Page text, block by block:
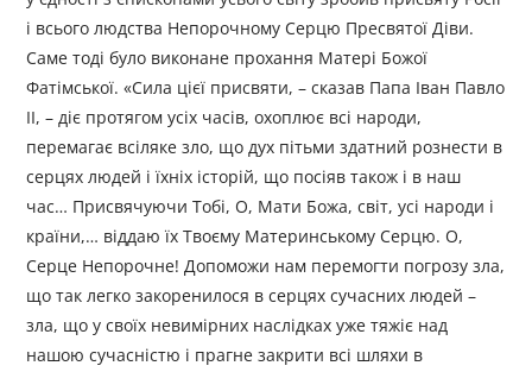
і всього людства Непорочному Серцю Пресвятої Діви.
Саме тоді було виконане прохання Матері Божої
Фатімської. «Сила цієї присвяти, – сказав Папа Іван Павло
II, – діє протягом усіх часів, охоплює всі народи,
перемагає всіляке зло, що дух пітьми здатний рознести в
серцях людей і їхніх історій, що посіяв також і в наш
час… Присвячуючи Тобі, О, Мати Божа, світ, усі народи і
країни,… віддаю їх Твоєму Материнському Серцю. О,
Серце Непорочне! Допоможи нам перемогти погрозу зла,
що так легко закоренилося в серцях сучасних людей –
зла, що у своїх невимірних наслідках уже тяжіє над
нашою сучасністю і прагне закрити всі шляхи в